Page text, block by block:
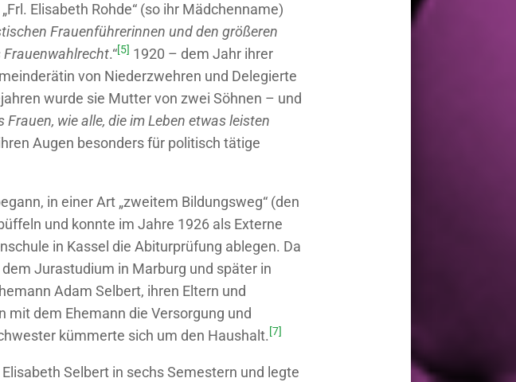
Elisabeth Rohde“ (so ihr Mädchenname)
Frauenführerinnen und den größeren
Frauenwahlrecht.“[5] 1920 – dem Jahr ihrer
von Niederzwehren und Delegierte
wurde sie Mutter von zwei Söhnen – und
Frauen, wie alle, die im Leben etwas leisten
Augen besonders für politisch tätige
in einer Art „zweitem Bildungsweg“ (den
und konnte im Jahre 1926 als Externe
in Kassel die Abiturprüfung ablegen. Da
Jurastudium in Marburg und später in
Adam Selbert, ihren Eltern und
dem Ehemann die Versorgung und
kümmerte sich um den Haushalt. [7]
Selbert in sechs Semestern und legte